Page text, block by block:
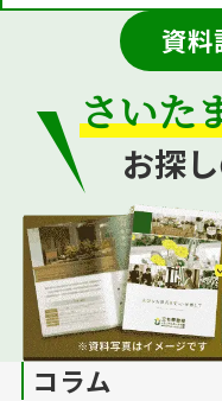
資料
さいた
お探
コラム